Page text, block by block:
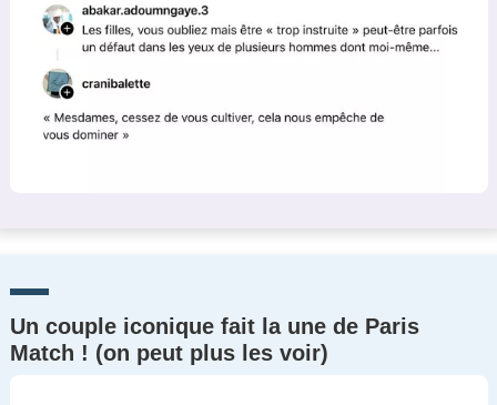
Un couple iconique fait la une de Paris
Match ! (on peut plus les voir)